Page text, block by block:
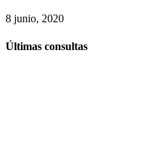
8 junio, 2020
Últimas consultas